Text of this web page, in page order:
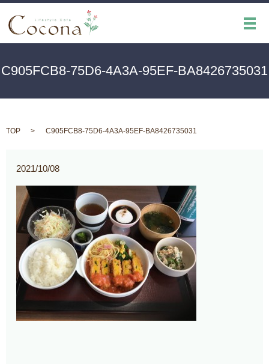
メ
C905FCB8-75D6-4A3A-95EF-BA8426735031
TOP C905FCB8-75D6-4A3A-95EF-BA8426735031
2021/10/08